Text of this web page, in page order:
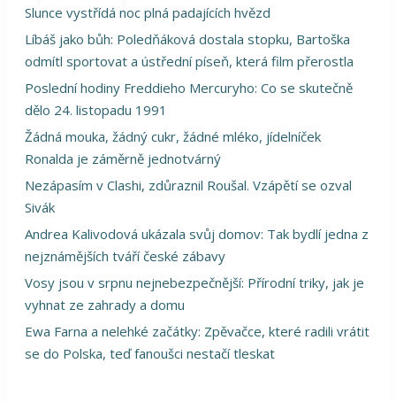
Slunce vystřídá noc plná padajících hvězd
Líbáš jako bůh: Poledňáková dostala stopku, Bartoška
odmítl sportovat a ústřední píseň, která film přerostla
Poslední hodiny Freddieho Mercuryho: Co se skutečně
dělo 24. listopadu 1991
Žádná mouka, žádný cukr, žádné mléko, jídelníček
Ronalda je záměrně jednotvárný
Nezápasím v Clashi, zdůraznil Roušal. Vzápětí se ozval
Sivák
Andrea Kalivodová ukázala svůj domov: Tak bydlí jedna z
nejznámějších tváří české zábavy
Vosy jsou v srpnu nejnebezpečnější: Přírodní triky, jak je
vyhnat ze zahrady a domu
Ewa Farna a nelehké začátky: Zpěvačce, které radili vrátit
se do Polska, teď fanoušci nestačí tleskat